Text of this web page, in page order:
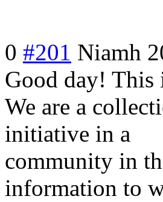
0 #201 Niamh
Good day!
We are a
initiative in a
community in
information to